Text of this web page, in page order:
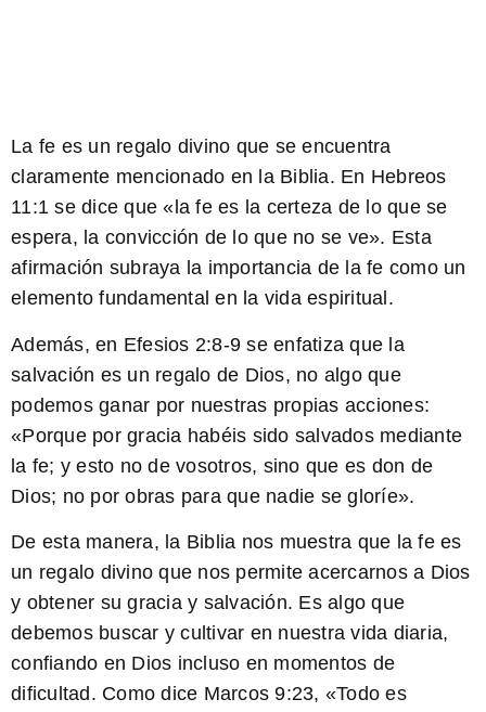
La fe es un regalo divino que se encuentra
claramente mencionado en la Biblia. En Hebreos
11:1 se dice que «la fe es la certeza de lo que se
espera, la convicción de lo que no se ve». Esta
afirmación subraya la importancia de la fe como un
elemento fundamental en la vida espiritual.
Además, en Efesios 2:8-9 se enfatiza que la
salvación es un regalo de Dios, no algo que
podemos ganar por nuestras propias acciones:
«Porque por gracia habéis sido salvados mediante
la fe; y esto no de vosotros, sino que es don de
Dios; no por obras para que nadie se gloríe».
De esta manera, la Biblia nos muestra que la fe es
un regalo divino que nos permite acercarnos a Dios
y obtener su gracia y salvación. Es algo que
debemos buscar y cultivar en nuestra vida diaria,
confiando en Dios incluso en momentos de
dificultad. Como dice Marcos 9:23, «Todo es